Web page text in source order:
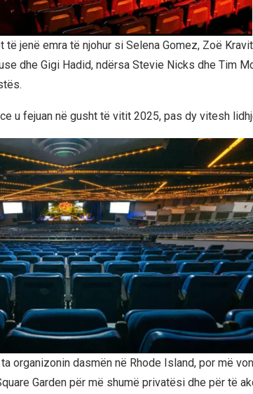
jenë emra të njohur si Selena Gomez, Zoë
dhe Gigi Hadid, ndërsa Stevie Nicks dhe Tim
u fejuan në gusht të vitit 2025, pas dy vitesh
organizonin dasmën në Rhode Island, por më
Garden për më shumë privatësi dhe për të